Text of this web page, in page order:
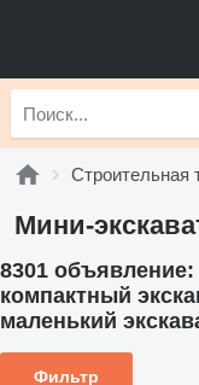
Строительная
Мини-
8301 объявление:
компактный
маленький
Фильтр